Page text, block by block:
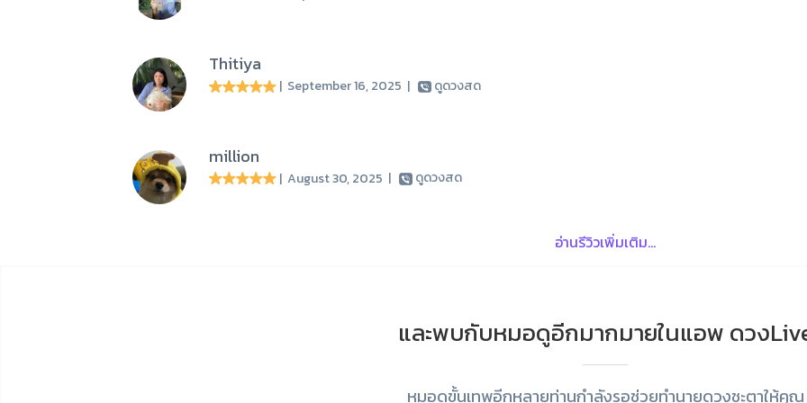
Thitiya
| September 16, 2025 | ดูดวงสด
million
| August 30, 2025 | ดูดวงสด
อ่านรีวิวเพิ่มเติม...
และพบกับหมอดูอีกมากมายในแอพ ดวง
หมอดูขั้นเทพอีกหลายท่านกำลังรอช่วยทำนายดวงชะตาให้คุณ